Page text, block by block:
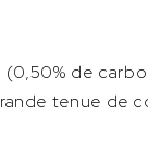
de
tenue de